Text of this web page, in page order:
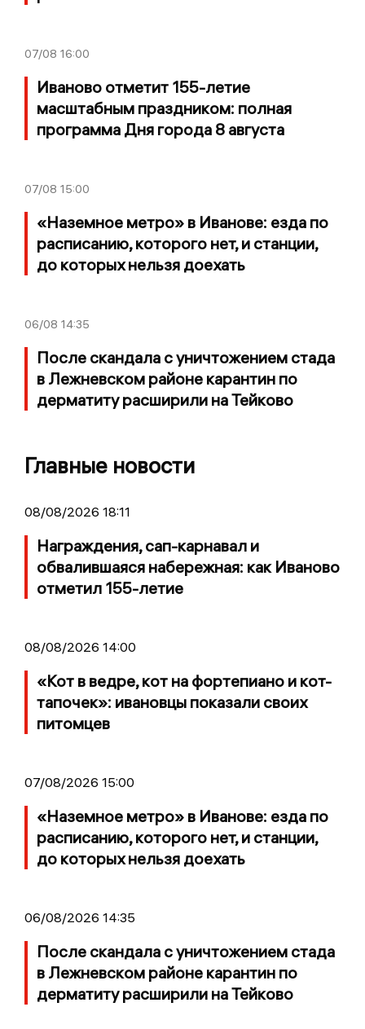
07/08 16:00
Иваново отметит 155-летие
масштабным праздником: полная
программа Дня города 8 августа
07/08 15:00
«Наземное метро» в Иванове: езда по
расписанию, которого нет, и станции,
до которых нельзя доехать
06/08 14:35
После скандала с уничтожением стада
в Лежневском районе карантин по
дерматиту расширили на Тейково
Главные новости
08/08/2026 18:11
Награждения, сап-карнавал и
обвалившаяся набережная: как Иваново
отметил 155-летие
08/08/2026 14:00
«Кот в ведре, кот на фортепиано и кот-
тапочек»: ивановцы показали своих
питомцев
07/08/2026 15:00
«Наземное метро» в Иванове: езда по
расписанию, которого нет, и станции,
до которых нельзя доехать
06/08/2026 14:35
После скандала с уничтожением стада
в Лежневском районе карантин по
дерматиту расширили на Тейково